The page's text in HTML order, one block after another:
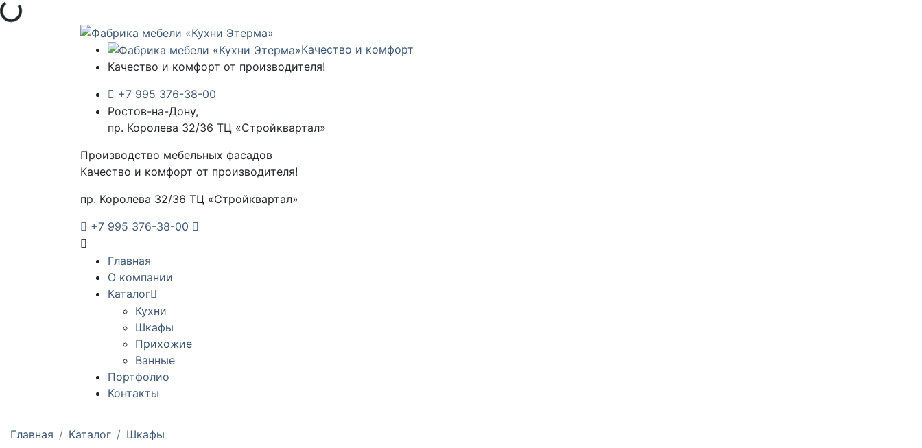
Качество и комфорт
Качество и комфорт от производителя!
+7 995 376-38-00
Ростов-на-Дону,
пр. Королева 32/36 ТЦ «Стройквартал»
Производство мебельных фасадов
Качество и комфорт от производителя!
пр. Королева 32/36 ТЦ «Стройквартал»
+7 995 376-38-00
Главная
О компании
Каталог
Кухни
Шкафы
Прихожие
Ванные
Портфолио
Контакты
Главная Каталог Шкафы